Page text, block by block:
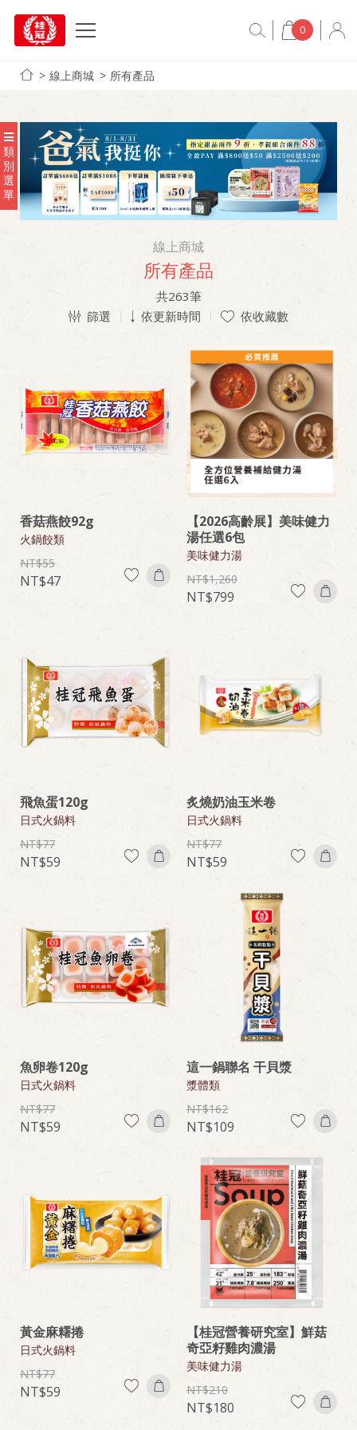
0
線上商城 所有產品
類
別
選
單
線上商城
所有產品
共263筆
篩選
依更新時間 依收藏數
香菇燕餃92g
火鍋餃類
55
47
【2026高齡展】美味健力
湯任選6包
美味健力湯
1,260
799
飛魚蛋120g
日式火鍋料
77
59
炙燒奶油玉米卷
日式火鍋料
77
59
魚卵卷120g
日式火鍋料
77
59
這一鍋聯名 干貝漿
漿體類
162
109
黃金麻糬捲
日式火鍋料
77
59
【桂冠營養研究室】鮮菇
奇亞籽雞肉濃湯
美味健力湯
210
180